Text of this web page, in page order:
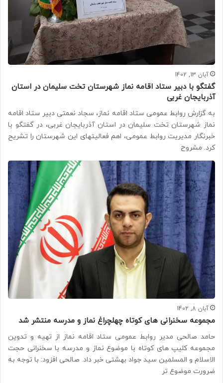
آبان 13, 1402
گفتگو با دبیر ستاد اقامه نماز شهرستان تخت سلیمان در استان
آذربایجان غربی
به گزارش روابط عمومی ستاد اقامه نماز، سجاد نعمتی دبیر ستاد اقامه
نماز شهرستان تخت سلیمان در استان آذربایجان غربی، در گفتگو با
خبرنگار مدیریت روابط عمومی، اهم فعالیتهای این شهرستان را تشریح
کرد. مشروح
آبان 8, 1402
مجموعه سخنرانی های کوتاه چهلچراغ نماز و مدرسه منتشر شد
حامد صالحی مدیر روابط عمومی ستاد اقامه نماز از تهیه و تدوین
مجموعه کلیپ های کوتاه با موضوع نماز و مدرسه با سخنرانی حجت
الاسلام و المسلمین سید جواد بهشتی خبر داد. صالحی افزود: با توجه به
ضرورت موضوع تر